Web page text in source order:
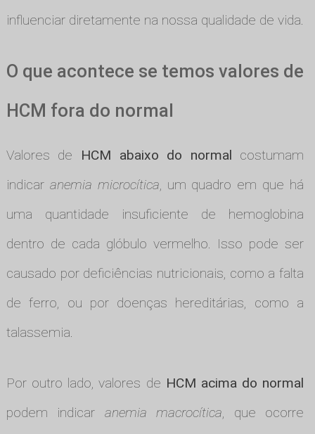
influenciar diretamente na nossa qualidade de vida.
O que acontece se temos valores de
HCM fora do normal
Valores de HCM abaixo do normal costumam
indicar anemia microcítica, um quadro em que há
uma quantidade insuficiente de hemoglobina
dentro de cada glóbulo vermelho. Isso pode ser
causado por deficiências nutricionais, como a falta
de ferro, ou por doenças hereditárias, como a
talassemia.
Por outro lado, valores de HCM acima do normal
podem indicar anemia macrocítica, que ocorre